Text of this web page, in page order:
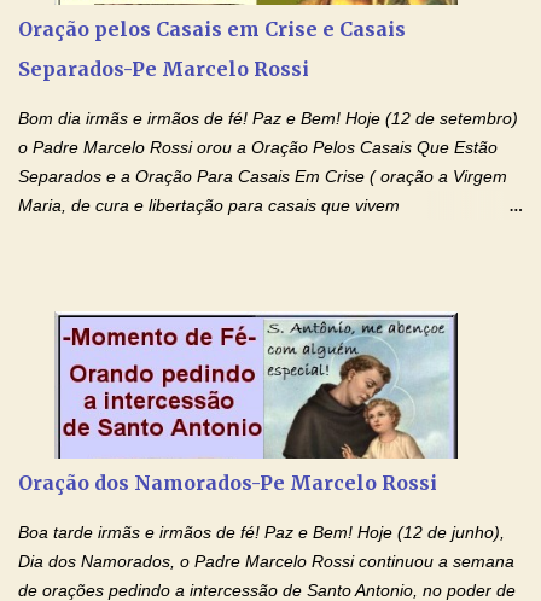
necessidades humanas. Peço-vos, como favor espiritual, que
entregueis nas mãos do Santíssimo o meu pedido urgente (Fazer
o pedido). Acolhei, Nhá Chica, no vosso coração bondoso as
Oração pelos Casais em Crise e Casais
Separados-Pe Marcelo Rossi
Bom dia irmãs e irmãos de fé! Paz e Bem! Hoje (12 de setembro)
o Padre Marcelo Rossi orou a Oração Pelos Casais Que Estão
Separados e a Oração Para Casais Em Crise ( oração a Virgem
Maria, de cura e libertação para casais que vivem
no programa de rádio Momento de Fé, pela cura dos
relacionamentos. Seu relacionamento está doente? Você está
sofrendo? Então ouça o Momento de Fé e entre nesta corrente
de orações abençoadas, d eixe o Amor Ágape de Jesus curar e
restaurar você e seu relacionamento. Adriana-Devoção e Fé
Oração Pelos Casais Que Estão Separados Casais que estão
separados, devido ao envolvimento de outras pessoas no
relacionamento e que minaram, espiritualmente, a relação do
casal. Vamos orar (coloque o seu esposo ou esposa diante de
Deus). "Senhor Jesus, restaura os laços ...
Oração dos Namorados-Pe Marcelo Rossi
Boa tarde irmãs e irmãos de fé! Paz e Bem! Hoje (12 de junho),
Dia dos Namorados, o Padre Marcelo Rossi continuou a semana
de orações pedindo a intercessão de Santo Antonio, no poder de